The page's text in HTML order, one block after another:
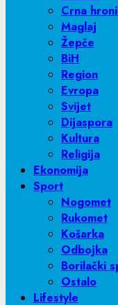
Crna
Maglaj
Žepče
BiH
Region
Evropa
Svijet
Dijaspora
Kultura
Religija
Ekonomija
Sport
Nogomet
Rukomet
Košarka
Odbojka
Borilački
Ostalo
Lifestyle